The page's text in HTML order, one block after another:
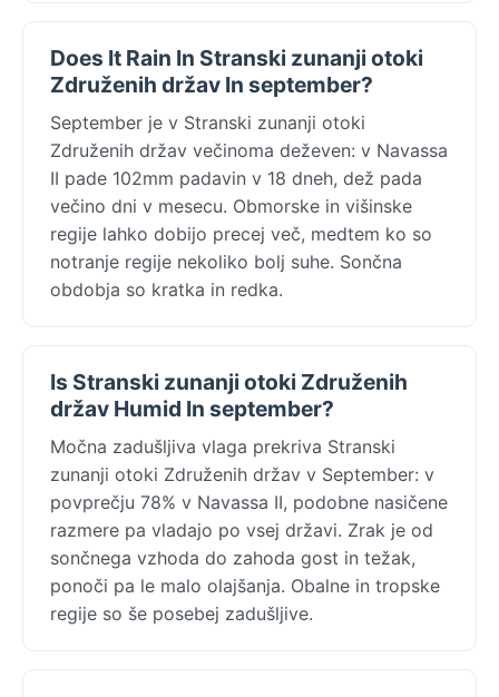
Does It Rain In Stranski zunanji otoki
Združenih držav In september?
September je v Stranski zunanji otoki
Združenih držav večinoma deževen: v Navassa
II pade 102mm padavin v 18 dneh, dež pada
večino dni v mesecu. Obmorske in višinske
regije lahko dobijo precej več, medtem ko so
notranje regije nekoliko bolj suhe. Sončna
obdobja so kratka in redka.
Is Stranski zunanji otoki Združenih
držav Humid In september?
Močna zadušljiva vlaga prekriva Stranski
zunanji otoki Združenih držav v September: v
povprečju 78% v Navassa II, podobne nasičene
razmere pa vladajo po vsej državi. Zrak je od
sončnega vzhoda do zahoda gost in težak,
ponoči pa le malo olajšanja. Obalne in tropske
regije so še posebej zadušljive.